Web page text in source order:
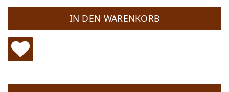
IN DEN WARENKORB
W
u